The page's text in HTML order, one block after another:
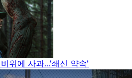
위에 사과...'쇄신 약속'